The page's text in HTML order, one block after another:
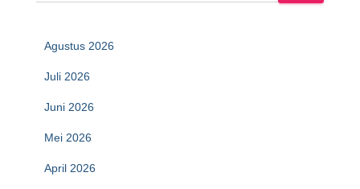
Agustus 2026
Juli 2026
Juni 2026
Mei 2026
April 2026